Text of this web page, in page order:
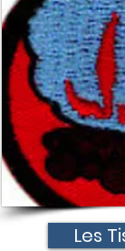
Les